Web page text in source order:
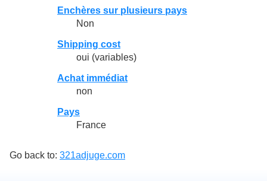
Enchères sur plusieurs pays
Non
Shipping cost
oui (variables)
Achat immédiat
non
Pays
France
Go back to: 321adjuge.com